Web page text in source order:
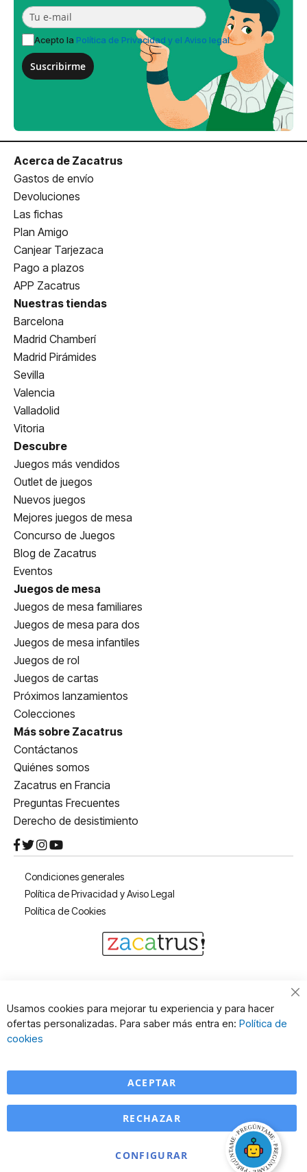
Acepto la Política de Privacidad y el Aviso legal
Suscribirme
Acerca de Zacatrus
Gastos de envío
Devoluciones
Las fichas
Plan Amigo
Canjear Tarjezaca
Pago a plazos
APP Zacatrus
Nuestras tiendas
Barcelona
Madrid Chamberí
Madrid Pirámides
Sevilla
Valencia
Valladolid
Vitoria
Descubre
Juegos más vendidos
Outlet de juegos
Nuevos juegos
Mejores juegos de mesa
Concurso de Juegos
Blog de Zacatrus
Eventos
Juegos de mesa
Juegos de mesa familiares
Juegos de mesa para dos
Juegos de mesa infantiles
Juegos de rol
Juegos de cartas
Próximos lanzamientos
Colecciones
Más sobre Zacatrus
Contáctanos
Quiénes somos
Zacatrus en Francia
Preguntas Frecuentes
Derecho de desistimiento
Condiciones generales
Política de Privacidad y Aviso Legal
Política de Cookies
Usamos cookies para mejorar tu experiencia y para hacer
ofertas personalizadas. Para saber más entra en: Política de
cookies
ACEPTAR
CONFIGURAR
RECHAZAR